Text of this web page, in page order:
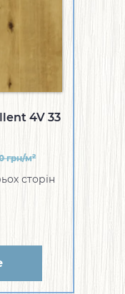
4V 33
грн/м2
сторін